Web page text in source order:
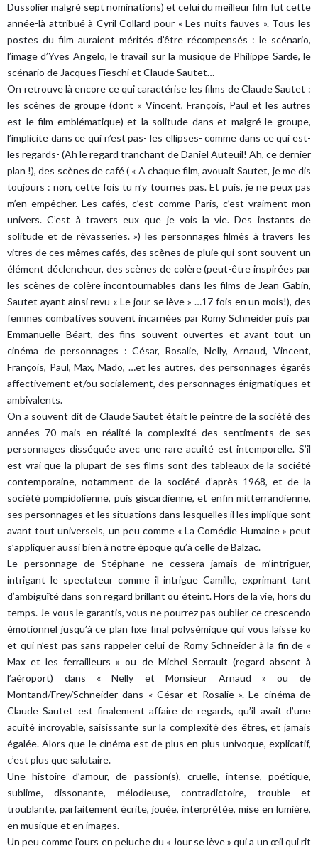
Dussolier malgré sept nominations) et celui du meilleur film fut cette
année-là attribué à Cyril Collard pour « Les nuits fauves ». Tous les
postes du film auraient mérités d’être récompensés : le scénario,
l’image d’Yves Angelo, le travail sur la musique de Philippe Sarde, le
scénario de Jacques Fieschi et Claude Sautet…
On retrouve là encore ce qui caractérise les films de Claude Sautet :
les scènes de groupe (dont « Vincent, François, Paul et les autres
est le film emblématique) et la solitude dans et malgré le groupe,
l’implicite dans ce qui n’est pas- les ellipses- comme dans ce qui est-
les regards- (Ah le regard tranchant de Daniel Auteuil! Ah, ce dernier
plan !), des scènes de café ( « A chaque film, avouait Sautet, je me dis
toujours : non, cette fois tu n’y tournes pas. Et puis, je ne peux pas
m’en empêcher. Les cafés, c’est comme Paris, c’est vraiment mon
univers. C’est à travers eux que je vois la vie. Des instants de
solitude et de rêvasseries. ») les personnages filmés à travers les
vitres de ces mêmes cafés, des scènes de pluie qui sont souvent un
élément déclencheur, des scènes de colère (peut-être inspirées par
les scènes de colère incontournables dans les films de Jean Gabin,
Sautet ayant ainsi revu « Le jour se lève » …17 fois en un mois!), des
femmes combatives souvent incarnées par Romy Schneider puis par
Emmanuelle Béart, des fins souvent ouvertes et avant tout un
cinéma de personnages : César, Rosalie, Nelly, Arnaud, Vincent,
François, Paul, Max, Mado, …et les autres, des personnages égarés
affectivement et/ou socialement, des personnages énigmatiques et
ambivalents.
On a souvent dit de Claude Sautet était le peintre de la société des
années 70 mais en réalité la complexité des sentiments de ses
personnages disséquée avec une rare acuité est intemporelle. S’il
est vrai que la plupart de ses films sont des tableaux de la société
contemporaine, notamment de la société d’après 1968, et de la
société pompidolienne, puis giscardienne, et enfin mitterrandienne,
ses personnages et les situations dans lesquelles il les implique sont
avant tout universels, un peu comme « La Comédie Humaine » peut
s’appliquer aussi bien à notre époque qu’à celle de Balzac.
Le personnage de Stéphane ne cessera jamais de m’intriguer,
intrigant le spectateur comme il intrigue Camille, exprimant tant
d’ambiguïté dans son regard brillant ou éteint. Hors de la vie, hors du
temps. Je vous le garantis, vous ne pourrez pas oublier ce crescendo
émotionnel jusqu’à ce plan fixe final polysémique qui vous laisse ko
et qui n’est pas sans rappeler celui de Romy Schneider à la fin de «
Max et les ferrailleurs » ou de Michel Serrault (regard absent à
l’aéroport) dans « Nelly et Monsieur Arnaud » ou de
Montand/Frey/Schneider dans « César et Rosalie ». Le cinéma de
Claude Sautet est finalement affaire de regards, qu’il avait d’une
acuité incroyable, saisissante sur la complexité des êtres, et jamais
égalée. Alors que le cinéma est de plus en plus univoque, explicatif,
c’est plus que salutaire.
Une histoire d’amour, de passion(s), cruelle, intense, poétique,
sublime, dissonante, mélodieuse, contradictoire, trouble et
troublante, parfaitement écrite, jouée, interprétée, mise en lumière,
en musique et en images.
Un peu comme l’ours en peluche du « Jour se lève » qui a un œil qui rit